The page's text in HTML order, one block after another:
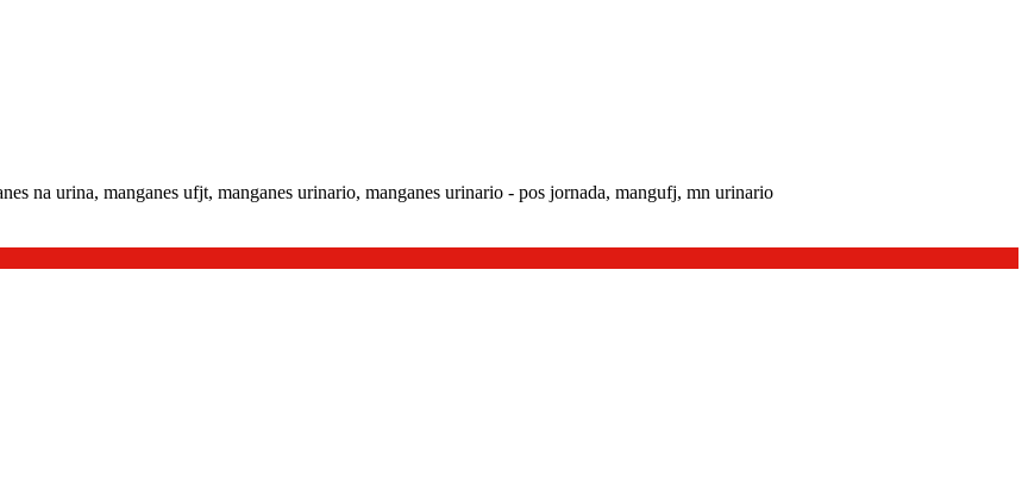
na urina, manganes ufjt, manganes urinario, manganes urinario - pos jornada, mangufj, mn urinario